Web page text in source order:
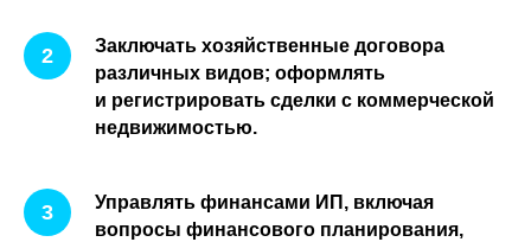
Заключать хозяйственные договора
различных видов; оформлять
и регистрировать сделки с коммерческой
недвижимостью.
Управлять финансами ИП, включая
вопросы финансового планирования,